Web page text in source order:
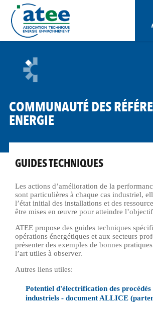
principal
ÉNERGIE
COMMUNAUTÉ DES
ENERGIE
GUIDES TECHNIQUES
Les actions d’amélioration de la
sont particulières à chaque cas industriel,
l’état initial des installations et des
être mises en œuvre pour atteindre
ATEE propose des guides techniques
opérations énergétiques et aux secteurs
présenter des exemples de bonnes
l’art utiles à observer.
Autres liens utiles:
Potentiel d'électrification des
industriels - document ALLICE
Panneau de gestion des cookies